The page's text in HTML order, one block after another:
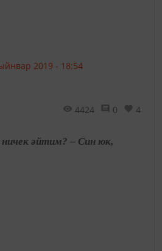
2019 - 18:54
4424 0 4
әйтим? – Син юк,